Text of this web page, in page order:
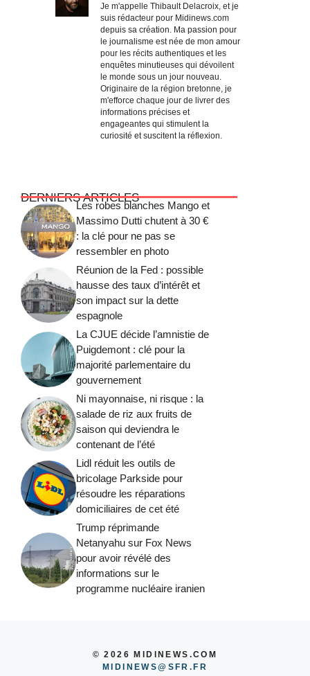
Je m'appelle Thibault Delacroix, et je
suis rédacteur pour Midinews.com
depuis sa création. Ma passion pour
le journalisme est née de mon amour
pour les récits authentiques et les
enquêtes minutieuses qui dévoilent
le monde sous un jour nouveau.
Originaire de la région bretonne, je
m'efforce chaque jour de livrer des
informations précises et
engageantes qui stimulent la
curiosité et suscitent la réflexion.
DERNIERS ARTICLES
Les robes blanches Mango et
Massimo Dutti chutent à 30 €
: la clé pour ne pas se
ressembler en photo
Réunion de la Fed : possible
hausse des taux d’intérêt et
son impact sur la dette
espagnole
La CJUE décide l’amnistie de
Puigdemont : clé pour la
majorité parlementaire du
gouvernement
Ni mayonnaise, ni risque : la
salade de riz aux fruits de
saison qui deviendra le
contenant de l’été
Lidl réduit les outils de
bricolage Parkside pour
résoudre les réparations
domiciliaires de cet été
Trump réprimande
Netanyahu sur Fox News
pour avoir révélé des
informations sur le
programme nucléaire iranien
© 2026 MIDINEWS.COM
MIDINEWS@SFR.FR